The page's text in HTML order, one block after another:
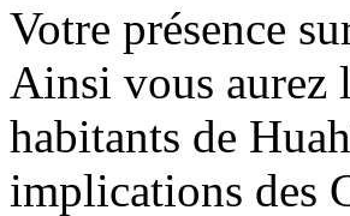
Votre présence
Ainsi vous aurez
habitants de
implications des